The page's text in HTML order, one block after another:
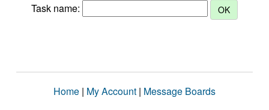
Task name:
Home | My Account | Message Boards